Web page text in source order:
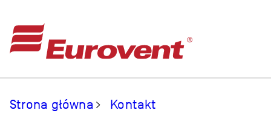
Strona główna Kontakt